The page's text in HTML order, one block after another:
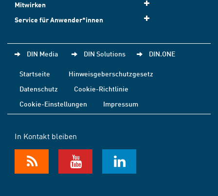
Mitwirken
Service für Anwender*innen
DIN Media DIN Solutions DIN.ONE
Startseite
Hinweisgeberschutzgesetz
Datenschutz
Cookie-Richtlinie
Cookie-Einstellungen
Impressum
In Kontakt bleiben